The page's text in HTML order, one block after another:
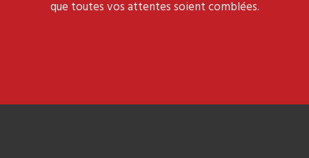
que toutes vos attentes soient comblées.